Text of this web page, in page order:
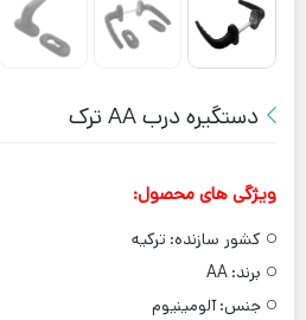
دستگیره درب AA ترک
ویژگی های محصول:
کشور سازنده: ترکیه
برند: AA
جنس: آلومینیوم